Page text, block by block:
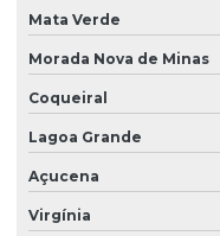
Mata Verde
Morada Nova de Minas
Coqueiral
Lagoa Grande
Açucena
Virgínia